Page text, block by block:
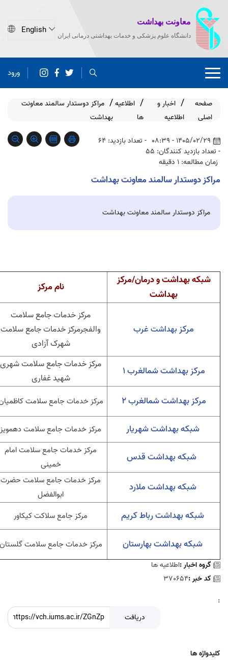
معاونت بهداشت
دانشگاه علوم پزشکی و خدمات بهداشتی درمانی ایران
ورود
صفحه
اصلی
اخبار و
اطلاعیه
اطلاعیه
ها
مراکز دوستدار سالمند معاونت
بهداشت
1405/02/29 - 08:39
- تعداد بازدید: 64
- تعداد بازدید کنندگان: 55
زمان مطالعه: 1 دقیقه
مراکز دوستدار سالمند معاونت بهداشت
مراکز دوستدار سالمند معاونت بهداشت
شبکه بهداشت و درمان/مرکز
بهداشت
نام مرکز
مرکزبهداشتغرب
مرکز خدمات جامع سلامت
والفجرمرکز خدمات جامع سلامت
شهرک آزادی
مرکز بهداشت شمالغرب 1
مرکز خدمات جامع سلامت شهری
شهید غفاری
مرکز بهداشت شمالغرب 2 مرکز خدمات جامع سلامت
شبکه بهداشت شهریار مرکز خدمات جامع سلامت دهمویز
شبکه بهداشت قدس
مرکز خدمات جامع سلامت امام
خمینی
شبکه بهداشت ملارد
مرکز خدمات جامع سلامت حضرت
ابوالفضل
شبکه بهداشت رباط کریم مرکز جامع سلاکت کیکاور
شبکه بهداشت بهارستان مرکز خدمات جامع سلامت
گروه اخبار :اطلاعیه ها
کد خبر :370654
:
دریافت
کلیدواژه ها